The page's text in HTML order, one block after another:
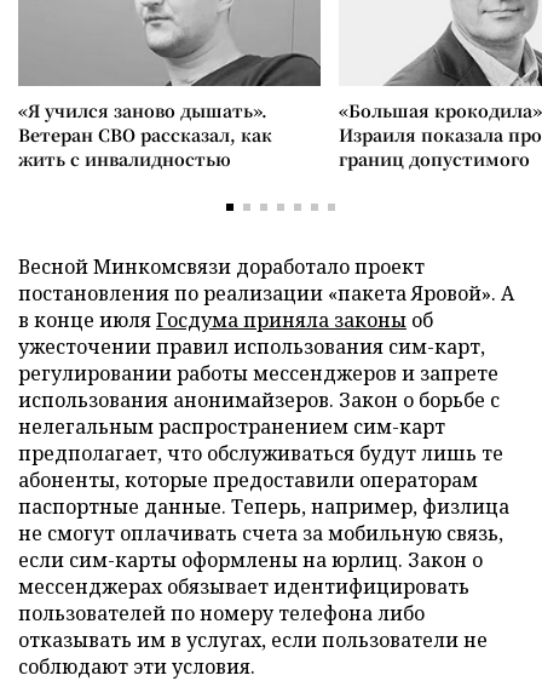
«Я учился заново дышать».
Ветеран СВО рассказал, как
жить с инвалидностью
«Большая
Израиля показала
границ допустимого
Весной Минкомсвязи доработало проект
постановления по реализации «пакета Яровой». А
в конце июляГосдума приняла законы об
ужесточении правил использования сим-карт,
регулировании работы мессенджеров и запрете
использования анонимайзеров. Закон о борьбе с
нелегальным распространением сим-карт
предполагает, что обслуживаться будут лишь те
абоненты, которые предоставили операторам
паспортные данные. Теперь, например, физлица
не смогут оплачивать счета за мобильную связь,
если сим-карты оформлены на юрлиц. Закон о
мессенджерах обязывает идентифицировать
пользователей по номеру телефона либо
отказывать им в услугах, если пользователи не
соблюдают эти условия.